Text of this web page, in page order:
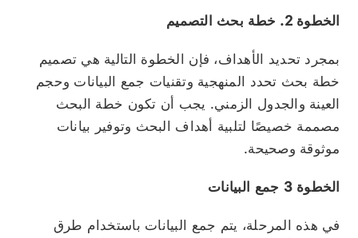
الخطوة 2. خطة بحث التصميم
بمجرد تحديد الأهداف، فإن الخطوة التالية هي تصميم
خطة بحث تحدد المنهجية وتقنيات جمع البيانات وحجم
العينة والجدول الزمني. يجب أن تكون خطة البحث
مصممة خصيصًا لتلبية أهداف البحث وتوفير بيانات
موثوقة وصحيحة.
الخطوة 3 جمع البيانات
في هذه المرحلة، يتم جمع البيانات باستخدام طرق